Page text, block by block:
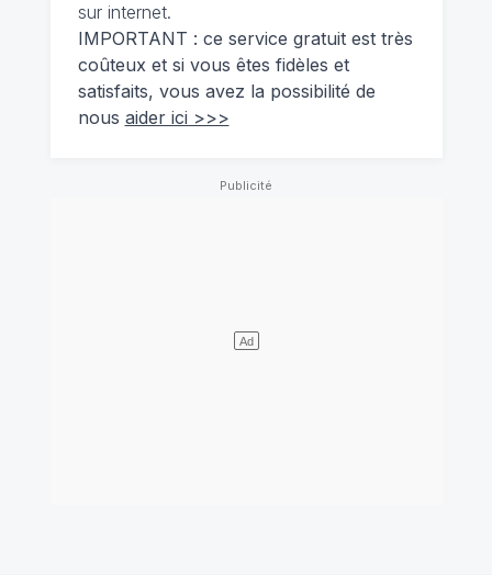
sur internet.
IMPORTANT : ce service gratuit est très
coûteux et si vous êtes fidèles et
satisfaits, vous avez la possibilité de
nous aider ici >>>